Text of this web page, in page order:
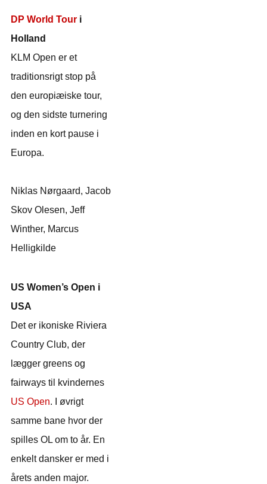
DP World Tour i
Holland
KLM Open er et
traditionsrigt stop på
den europiæiske tour,
og den sidste turnering
inden en kort pause i
Europa.
Niklas Nørgaard, Jacob
Skov Olesen, Jeff
Winther, Marcus
Helligkilde
US Women’s Open i
USA
Det er ikoniske Riviera
Country Club, der
lægger greens og
fairways til kvindernes
US Open. I øvrigt
samme bane hvor der
spilles OL om to år. En
enkelt dansker er med i
årets anden major.